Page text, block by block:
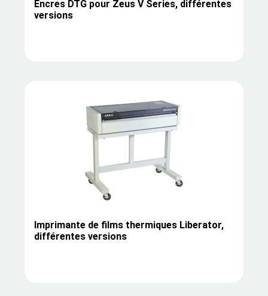
Encres DTG pour Zeus V Series, différentes
versions
Imprimante de films thermiques Liberator,
différentes versions